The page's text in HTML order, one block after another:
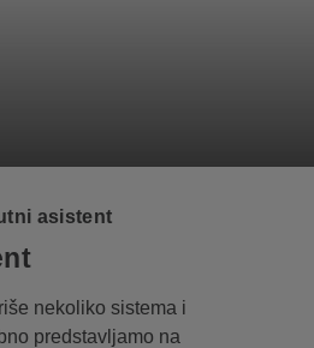
asistent
nekoliko sistema i
predstavljamo na